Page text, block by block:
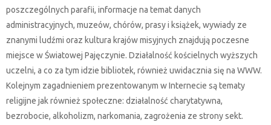
poszczególnych parafii, informacje na temat danych
administracyjnych, muzeów, chórów, prasy i książek, wywiady ze
znanymi ludźmi oraz kultura krajów misyjnych znajdują poczesne
miejsce w Światowej Pajęczynie. Działalność kościelnych wyższych
uczelni, a co za tym idzie bibliotek, również uwidacznia się na WWW.
Kolejnym zagadnieniem prezentowanym w Internecie są tematy
religijne jak również społeczne: działalność charytatywna,
bezrobocie, alkoholizm, narkomania, zagrożenia ze strony sekt.